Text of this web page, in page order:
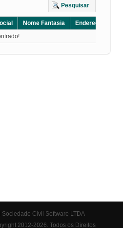
Pesquisar
Nome Fantasia Endereço
Sociedade Civil Software LTDA
2012-2026. Todos os Direitos